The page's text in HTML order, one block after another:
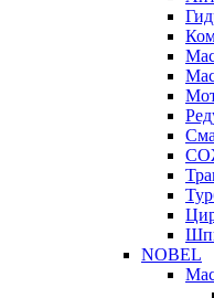
NOBEL